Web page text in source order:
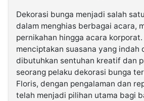
Kabarbaru.co
2026
Dekorasi bunga menjadi salah
dalam menghias berbagai acara,
pernikahan hingga acara
menciptakan suasana yang indah
dibutuhkan sentuhan kreatif dan
seorang pelaku dekorasi bunga
Floris, dengan pengalaman dan
telah menjadi pilihan utama bagi